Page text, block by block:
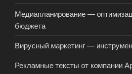
Медиапланирование —
бюджета
Вирусный маркетинг —
Рекламные тексты от компании